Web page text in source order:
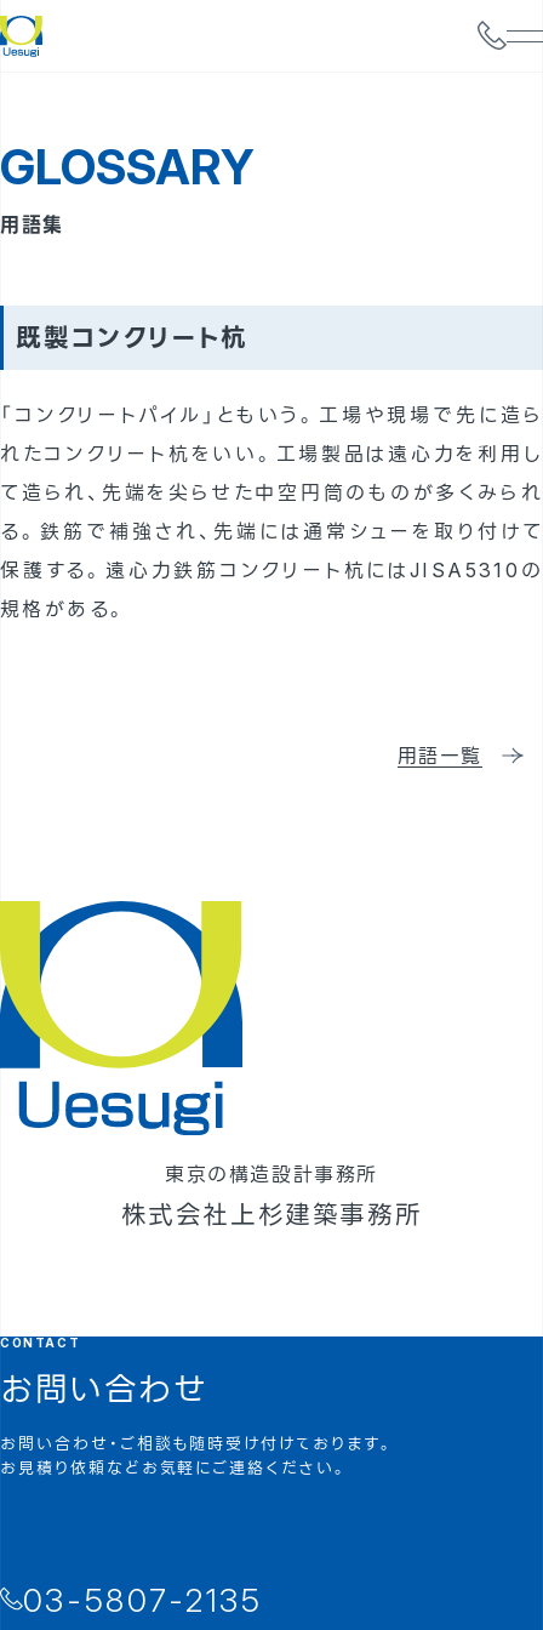
サービス案内
構造設計
携帯電話基地局強度検討
事例
よくあるご質問
採用情報
GLOSSARY
用語集
既製コンクリート杭
「コンクリートパイル」ともいう。工場や現場で先に造ら
れたコンクリート杭をいい。工場製品は遠心力を利用し
て造られ、先端を尖らせた中空円筒のものが多くみられ
る。鉄筋で補強され、先端には通常シューを取り付けて
保護する。遠心力鉄筋コンクリート杭にはJISA5310の
規格がある。
用語一覧
東京の構造設計事務所
株式会社上杉建築事務所
CONTACT
お問い合わせ
お問い合わせ・ご相談も随時受け付けております。
お見積り依頼などお気軽にご連絡ください。
03-5807-2135